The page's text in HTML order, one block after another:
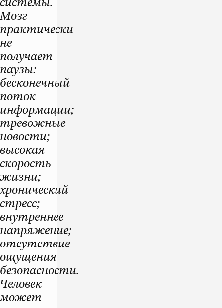
системы.
Мозг
практически
не
получает
паузы:
бесконечный
поток
информации;
тревожные
новости;
высокая
скорость
жизни;
хронический
стресс;
внутреннее
напряжение;
отсутствие
ощущения
безопасности.
Человек
может